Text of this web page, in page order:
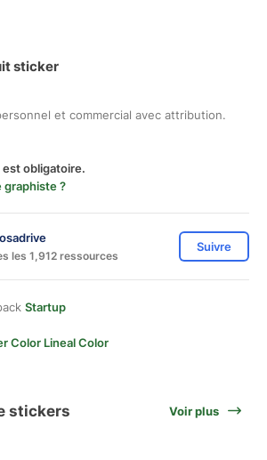
sticker
et commercial avec attribution.
obligatoire.
?
les 1,912 ressources
Suivre
Startup
Color Lineal Color
stickers Voir plus